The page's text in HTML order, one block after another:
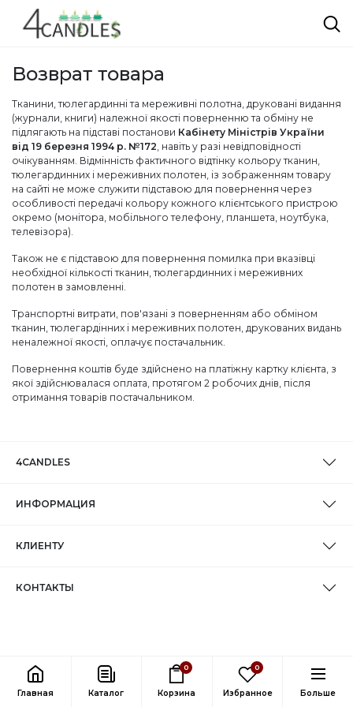
Главная Каталог
0
Корзина
0
Избранное Больше
Возврат товара
Тканини, тюлегардинні та мереживні полотна, друковані видання
(журнали, книги) належної якості поверненню та обміну не
підлягають на підставі постанови Кабінету Міністрів України
від 19 березня 1994 р. №172, навіть у разі невідповідності
очікуванням. Відмінність фактичного відтінку кольору тканин,
тюлегардинних і мереживних полотен, із зображенням товару
на сайті не може служити підставою для повернення через
особливості передачі кольору кожного клієнтського пристрою
окремо (монітора, мобільного телефону, планшета, ноутбука,
телевізора).
Також не є підставою для повернення помилка при вказівці
необхідної кількості тканин, тюлегардинних і мереживних
полотен в замовленні.
Транспортні витрати, пов'язані з поверненням або обміном
тканин, тюлегардінних і мереживних полотен, друкованих видань
неналежної якості, оплачує постачальник.
Повернення коштів буде здійснено на платіжну картку клієнта, з
якої здійснювалася оплата, протягом 2 робочих днів, після
отримання товарів постачальником.
4CANDLES
ИНФОРМАЦИЯ
КЛИЕНТУ
КОНТАКТЫ